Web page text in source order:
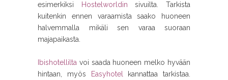
esimerkiksi
Hostelworldin sivuilta. Tarkista
kuitenkin ennen varaamista saako huoneen
halvemmalla mikäli sen varaa suoraan
majapaikasta.
Ibishotellilta voi saada huoneen melko hyvään
hintaan, myös
Easyhotel
kannattaa tarkistaa.